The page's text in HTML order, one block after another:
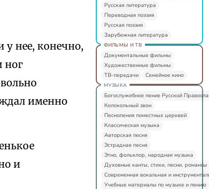
нее, конечно,
ног
именно
и
Русская литература
Переводная поэзия
Русская поэзия
Зарубежная литература
ФИЛЬМЫ И ТВ
Документальные фильмы
Художественные фильмы
ТВ-передачи
Семейное кино
МУЗЫКА
Богослужебное пение Русской
Колокольный звон
Песнопения поместных церквей
Классическая музыка
Авторская песня
Эстрадная песня
Этно, фольклор, народная музыка
Духовные канты, стихи, песни, романсы
Современная вокальная и
Учебные материалы по музыке и пению